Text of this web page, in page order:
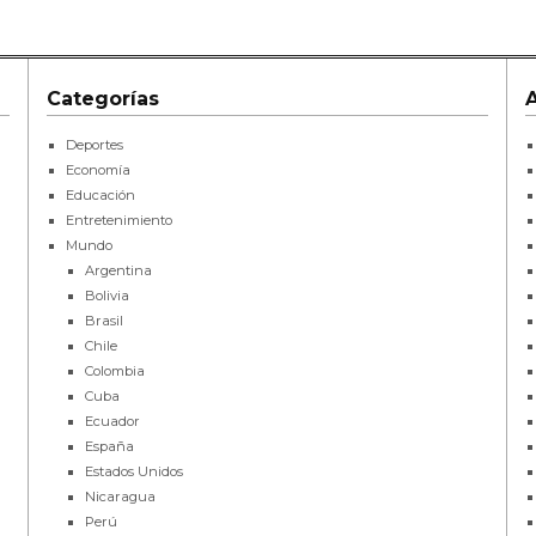
Categorías
Deportes
Economía
Educación
Entretenimiento
Mundo
Argentina
Bolivia
Brasil
Chile
Colombia
Cuba
Ecuador
España
Estados Unidos
Nicaragua
Perú